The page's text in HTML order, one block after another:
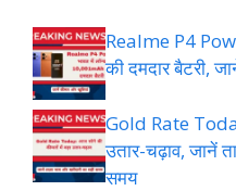
Realme P4
की दमदार बैटरी,
Gold Rate
उतार-चढ़ाव, जानें
समय